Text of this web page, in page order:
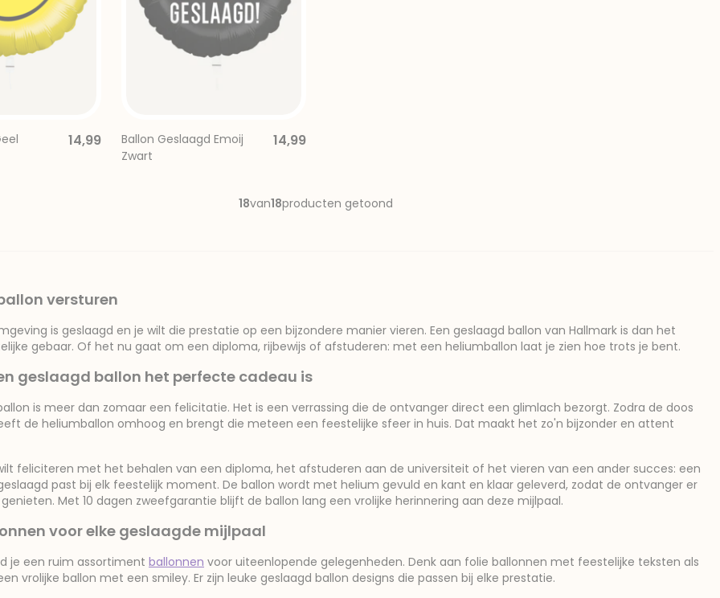
14,99
Ballon Geslaagd Emoij
Zwart
14,99
18van18producten getoond
versturen
is geslaagd en je wilt die prestatie op een bijzondere manier vieren. Een geslaagd ballon van Hallmark is dan het
gebaar. Of het nu gaat om een diploma, rijbewijs of afstuderen: met een heliumballon laat je zien hoe trots je bent.
geslaagd ballon het perfecte cadeau is
is meer dan zomaar een felicitatie. Het is een verrassing die de ontvanger direct een glimlach bezorgt. Zodra de doos
de heliumballon omhoog en brengt die meteen een feestelijke sfeer in huis. Dat maakt het zo'n bijzonder en attent
feliciteren met het behalen van een diploma, het afstuderen aan de universiteit of het vieren van een ander succes: een
past bij elk feestelijk moment. De ballon wordt met helium gevuld en kant en klaar geleverd, zodat de ontvanger er
Met 10 dagen zweefgarantie blijft de ballon lang een vrolijke herinnering aan deze mijlpaal.
voor elke geslaagde mijlpaal
je een ruim assortiment ballonnen voor uiteenlopende gelegenheden. Denk aan folie ballonnen met feestelijke teksten als
vrolijke ballon met een smiley. Er zijn leuke geslaagd ballon designs die passen bij elke prestatie.